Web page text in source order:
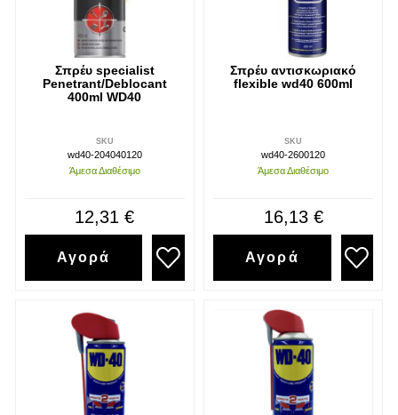
Σπρέυ specialist
Penetrant/Deblocant
400ml WD40
SKU
wd40-204040120
Άμεσα Διαθέσιμο
12,31 €
Αγορά
Σπρέυ αντισκωριακό
flexible wd40 600ml
SKU
wd40-2600120
Άμεσα Διαθέσιμο
16,13 €
Αγορά